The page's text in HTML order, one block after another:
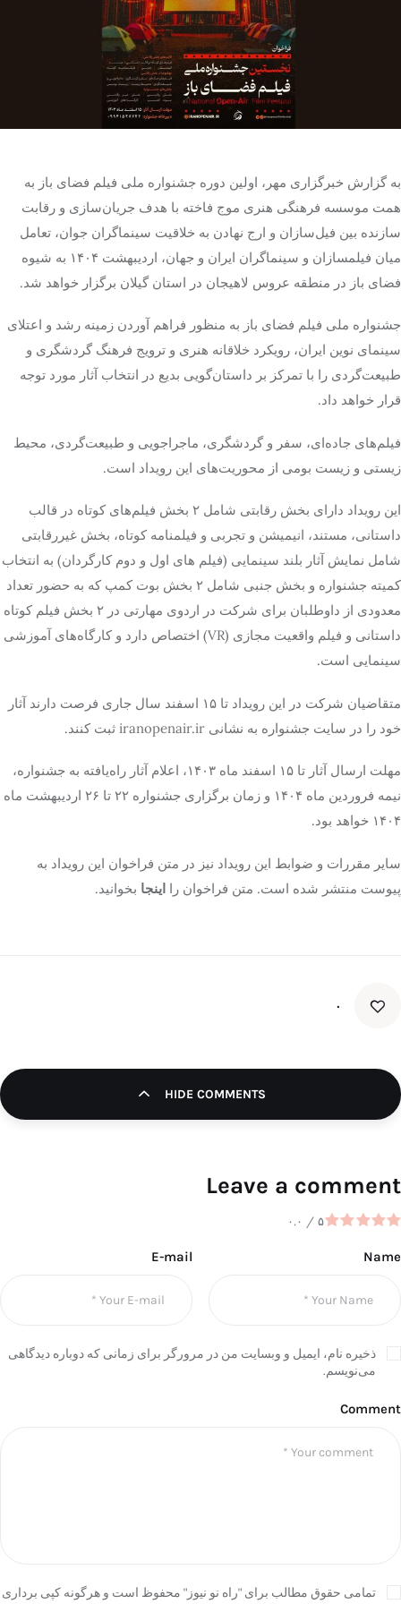
تک کده
پایگاه خبری آبان
خرید موتور ایمپلنت
به گزارش خبرگزاری مهر، اولین دوره جشنواره ملی فیلم فضای باز به
همت موسسه فرهنگی هنری موج فاخته با هدف جریان‌سازی و رقابت
سازنده بین فیل‌سازان و ارج نهادن به خلاقیت سینماگران جوان، تعامل
میان فیلمسازان و سینماگران ایران و جهان، اردیبهشت ۱۴۰۴ به شیوه
فضای باز در منطقه عروس لاهیجان در استان گیلان برگزار خواهد شد.
جشنواره‌ ملی فیلم فضای باز به منظور فراهم آوردن زمینه‌ رشد و اعتلای
سینمای نوین ایران، رویکرد خلاقانه هنری و ترویج فرهنگ گردشگری و
طبیعت‌گردی را با تمرکز بر داستان‌گویی بدیع در انتخاب آثار مورد توجه
قرار خواهد داد.
فیلم‌های جاده‌ای، سفر و گردشگری، ماجراجویی و طبیعت‌گردی، محیط
زیستی و زیست بومی از محوریت‌های این رویداد است.
این رویداد دارای بخش رقابتی شامل ۲ بخش فیلم‌های کوتاه در قالب
داستانی، مستند، انیمیشن و تجربی و فیلمنامه کوتاه، بخش غیررقابتی
شامل نمایش آثار بلند سینمایی (فیلم های اول و دوم کارگردان) به انتخاب
کمیته جشنواره و بخش جنبی شامل ۲ بخش بوت کمپ که به حضور تعداد
معدودی از داوطلبان برای شرکت در اردوی مهارتی در ۲ بخش فیلم کوتاه
داستانی و فیلم واقعیت مجازی (VR) اختصاص دارد و کارگاه‌های آموزشی
سینمایی است.
متقاضیان شرکت در این رویداد تا ۱۵ اسفند سال جاری فرصت دارند آثار
خود را در سایت جشنواره به نشانی iranopenair.ir ثبت کنند.
مهلت ارسال آثار تا ۱۵ اسفند ماه ۱۴۰۳، اعلام آثار راه‌یافته به جشنواره،
نیمه فروردین ماه ۱۴۰۴ و زمان برگزاری جشنواره ۲۲ تا ۲۶ اردیبهشت ماه
۱۴۰۴ خواهد بود.
سایر مقررات و ضوابط این رویداد نیز در متن فراخوان این رویداد به
پیوست منتشر شده است. متن فراخوان را اینجا بخوانید.
۰
HIDE COMMENTS
Leave a comment
۰.۰ / ۵
Name
E-mail
ذخیره نام، ایمیل و وبسایت من در مرورگر برای زمانی که دوباره دیدگاهی
می‌نویسم.
Comment
تمامی حقوق مطالب برای "راه نو نیوز" محفوظ است و هرگونه کپی برداری